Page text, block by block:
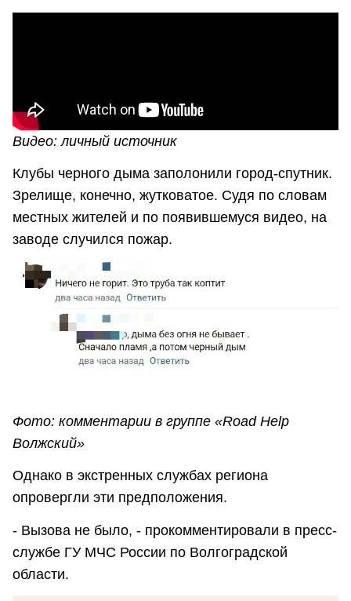
Видео: личный источник
Клубы черного дыма заполонили город-спутник.
Зрелище, конечно, жутковатое. Судя по словам
местных жителей и по появившемуся видео, на
заводе случился пожар.
Фото: комментарии в группе «Road Help
Волжский»
Однако в экстренных службах региона
опровергли эти предположения.
- Вызова не было, - прокомментировали в пресс-
службе ГУ МЧС России по Волгоградской
области.